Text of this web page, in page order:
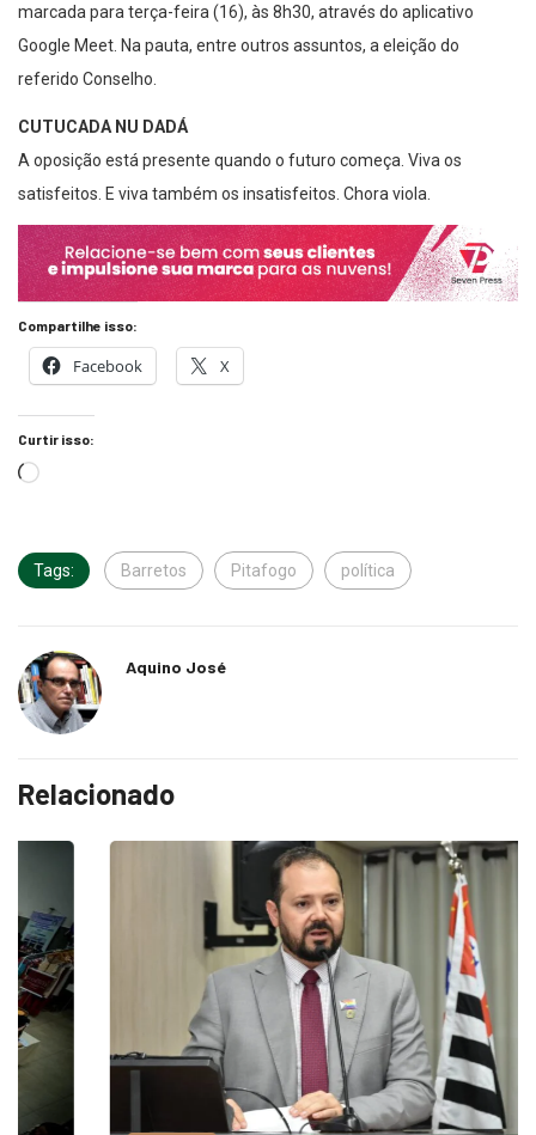
marcada para terça-feira (16), às 8h30, através do aplicativo
Google Meet. Na pauta, entre outros assuntos, a eleição do
referido Conselho.
CUTUCADA NU DADÁ
A oposição está presente quando o futuro começa. Viva os
satisfeitos. E viva também os insatisfeitos. Chora viola.
Compartilhe isso:
Facebook X
Curtir isso:
Tags: Barretos Pitafogo política
Aquino José
Relacionado